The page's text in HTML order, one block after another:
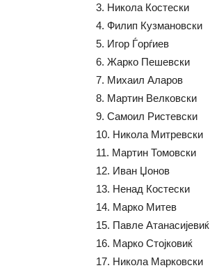
3. Никола Костески
4. Филип Кузмановски
5. Игор Ѓорѓиев
6. Жарко Пешевски
7. Михаил Аларов
8. Мартин Велковски
9. Самоил Ристевски
10. Никола Митревски
11. Мартин Томовски
12. Иван Џонов
13. Ненад Костески
14. Марко Митев
15. Павле Атанасијевиќ
16. Марко Стојковиќ
17. Никола Марковски